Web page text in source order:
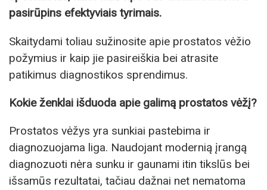
pasirūpins efektyviais tyrimais.
Skaitydami toliau sužinosite apie prostatos vėžio
požymius ir kaip jie pasireiškia bei atrasite
patikimus diagnostikos sprendimus.
Kokie ženklai išduoda apie galimą prostatos vėžį?
Prostatos vėžys yra sunkiai pastebima ir
diagnozuojama liga. Naudojant modernią įrangą
diagnozuoti nėra sunku ir gaunami itin tikslūs bei
išsamūs rezultatai, tačiau dažnai net nematoma